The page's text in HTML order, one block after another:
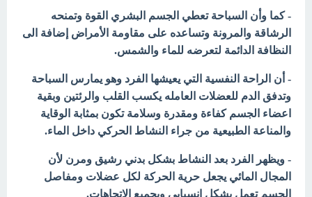
- كما وأن السباحة تعطي الجسم البشري القوة وتمنحه
الرشاقة والمرونة وتساعده على مقاومة الأمراض إضافة الى
النظافة الدائمة لتعرضه للماء والشمس.
- أن الراحة النفسية التي يعيشها الفرد وهو يمارس السباحة
وتدفق الدم للعضلات العامله يكسب القلب والرئتين وبقية
اعضاء الجسم كفاءة ومقدرة وسلامة تكون بمثابة الوقاية
والمناعة الطبيعية من جراء النشاط الحركي داخل الماء.
- ويظهر الفرد بعد النشاط بشكل بدني رشيق ومرن لأن
المجال المائي يجعل حرية الحركة لكل عضلات ومفاصل
الجسم تعمل بشكل انسيابي وبجميع الاتجاهات.